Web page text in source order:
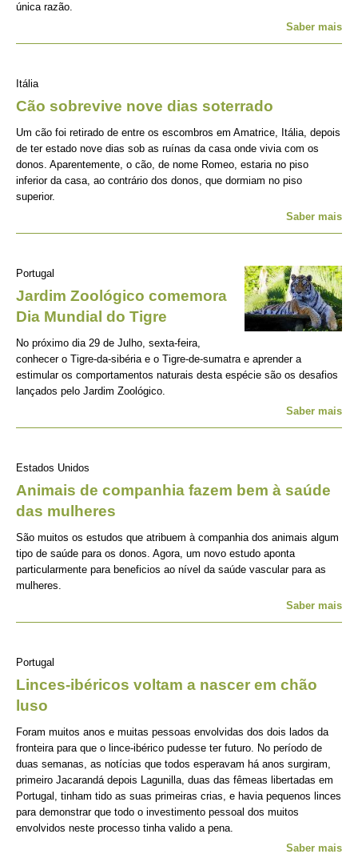
única razão.
Saber mais
Itália
Cão sobrevive nove dias soterrado
Um cão foi retirado de entre os escombros em Amatrice, Itália, depois
de ter estado nove dias sob as ruínas da casa onde vivia com os
donos. Aparentemente, o cão, de nome Romeo, estaria no piso
inferior da casa, ao contrário dos donos, que dormiam no piso
superior.
Saber mais
Portugal
Jardim Zoológico comemora
Dia Mundial do Tigre
No próximo dia 29 de Julho, sexta-feira,
conhecer o Tigre-da-sibéria e o Tigre-de-sumatra e aprender a
estimular os comportamentos naturais desta espécie são os desafios
lançados pelo Jardim Zoológico.
Saber mais
Estados Unidos
Animais de companhia fazem bem à saúde
das mulheres
São muitos os estudos que atribuem à companhia dos animais algum
tipo de saúde para os donos. Agora, um novo estudo aponta
particularmente para beneficios ao nível da saúde vascular para as
mulheres.
Saber mais
Portugal
Linces-ibéricos voltam a nascer em chão
luso
Foram muitos anos e muitas pessoas envolvidas dos dois lados da
fronteira para que o lince-ibérico pudesse ter futuro. No período de
duas semanas, as notícias que todos esperavam há anos surgiram,
primeiro Jacarandá depois Lagunilla, duas das fêmeas libertadas em
Portugal, tinham tido as suas primeiras crias, e havia pequenos linces
para demonstrar que todo o investimento pessoal dos muitos
envolvidos neste processo tinha valido a pena.
Saber mais